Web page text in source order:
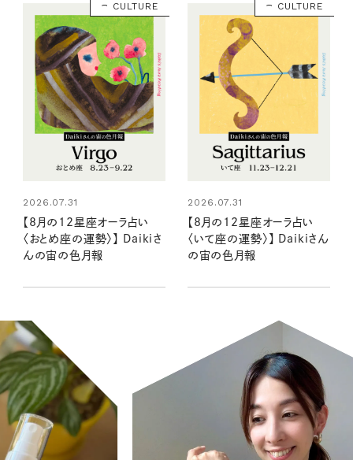
CULTURE
2026.07.31
【8月の12星座オーラ占い
〈おとめ座の運勢〉】 Daikiさ
んの宙の色月報
CULTURE
2026.07.31
【8月の12星座オーラ占い
〈いて座の運勢〉】 Daikiさん
の宙の色月報